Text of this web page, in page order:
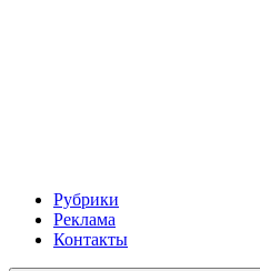
Рубрики
Реклама
Контакты